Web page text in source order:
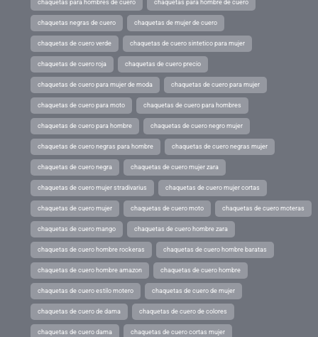
chaquetas para hombres de cuero chaquetas para hombre de cuero
chaquetas negras de cuero chaquetas de mujer de cuero
chaquetas de cuero verde chaquetas de cuero sintetico para mujer
chaquetas de cuero roja chaquetas de cuero precio
chaquetas de cuero para mujer de moda chaquetas de cuero para mujer
chaquetas de cuero para moto chaquetas de cuero para hombres
chaquetas de cuero para hombre chaquetas de cuero negro mujer
chaquetas de cuero negras para hombre chaquetas de cuero negras mujer
chaquetas de cuero negra chaquetas de cuero mujer zara
chaquetas de cuero mujer stradivarius chaquetas de cuero mujer cortas
chaquetas de cuero mujer chaquetas de cuero moto chaquetas de cuero moteras
chaquetas de cuero mango chaquetas de cuero hombre zara
chaquetas de cuero hombre rockeras chaquetas de cuero hombre baratas
chaquetas de cuero hombre amazon chaquetas de cuero hombre
chaquetas de cuero estilo motero chaquetas de cuero de mujer
chaquetas de cuero de dama chaquetas de cuero de colores
chaquetas de cuero dama chaquetas de cuero cortas mujer